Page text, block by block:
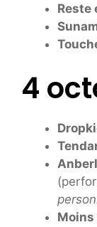
Reste
4
Moins